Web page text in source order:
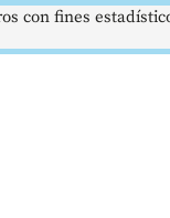
con fines